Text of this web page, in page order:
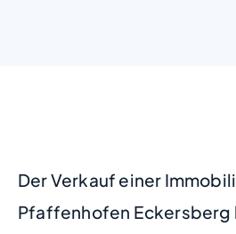
Der Verkauf einer
Pfaffenhofen Eckersberg